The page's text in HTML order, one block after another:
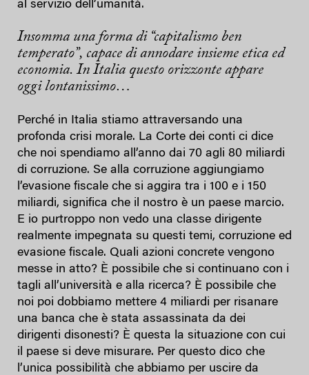
al servizio dell’umanità.
Insomma una forma di “capitalismo ben
temperato”, capace di annodare insieme etica ed
economia. In Italia questo orizzonte appare
oggilontanissimo…
Perché in Italia stiamo attraversando una
profonda crisi morale. La Corte dei conti ci dice
che noi spendiamo all’anno dai 70 agli 80 miliardi
di corruzione. Se alla corruzione aggiungiamo
l’evasione fiscale che si aggira tra i 100 e i 150
miliardi, significa che il nostro è un paese marcio.
E io purtroppo non vedo una classe dirigente
realmente impegnata su questi temi, corruzione ed
evasione fiscale. Quali azioni concrete vengono
messe in atto? È possibile che si continuano con i
tagli all’università e alla ricerca? È possibile che
noi poi dobbiamo mettere 4 miliardi per risanare
una banca che è stata assassinata da dei
dirigenti disonesti? È questa la situazione con cui
il paese si deve misurare. Per questo dico che
l’unica possibilità che abbiamo per uscire da